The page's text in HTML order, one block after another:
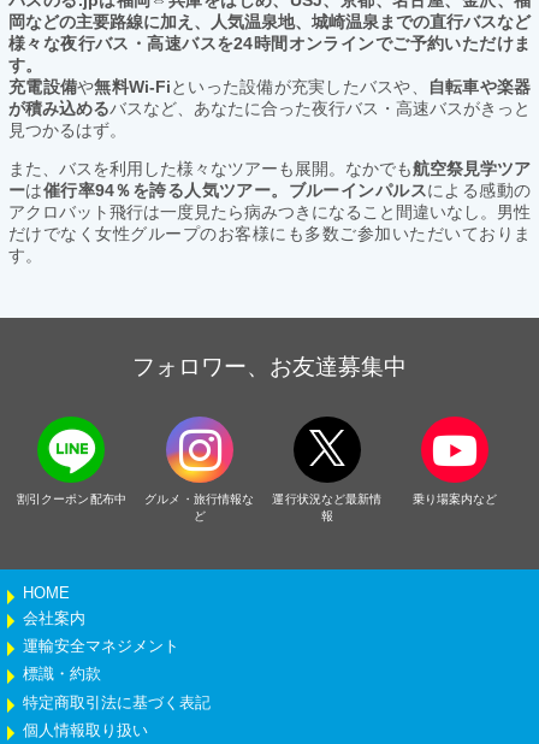
岡などの主要路線に加え、人気温泉地、城崎温泉までの直行バスなど
様々な夜行バス・高速バスを24時間オンラインでご予約いただけま
す。
充電設備や無料Wi-Fiといった設備が充実したバスや、
自転車や楽器
が積み込めるバスなど、あなたに合った夜行バス・高速バスがきっと
見つかるはず。
また、バスを利用した様々なツアーも展開。なかでも航空祭見学ツア
ーは催行率94％を誇る人気ツアー。ブルーインパルスによる感動の
アクロバット飛行は一度見たら病みつきになること間違いなし。男性
だけでなく女性グループのお客様にも多数ご参加いただいておりま
す。
フォロワー、お友達募集中
割引クーポン配布中
グルメ・旅行情報な
ど
運行状況など最新情
報
乗り場案内など
HOME
会社案内
運輸安全マネジメント
標識・約款
特定商取引法に基づく表記
個人情報取り扱い